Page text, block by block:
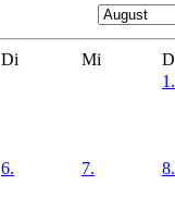
Di Mi
1.
6. 7. 8.